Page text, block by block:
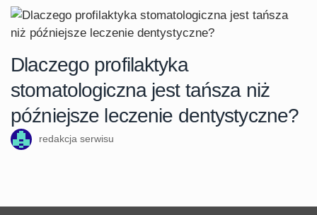
Dlaczego profilaktyka
stomatologiczna jest tańsza niż
późniejsze leczenie dentystyczne?
redakcja serwisu